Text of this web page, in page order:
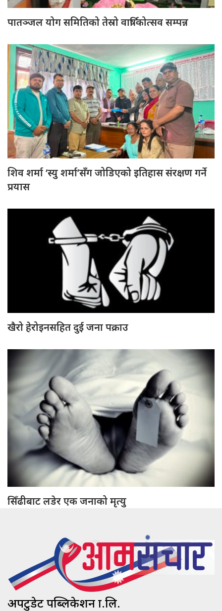
पातञ्जल योग समितिको तेस्रो वार्षिकोत्सव सम्पन्न
शिव शर्मा ‘स्यु शर्मा’सँग जोडिएको इतिहास संरक्षण गर्ने
प्रयास
खैरो हेरोइनसहित दुई जना पक्राउ
सिँढीबाट लडेर एक जनाको मृत्यु
अपटुडेट पब्लिकेशन प्रा.लि.